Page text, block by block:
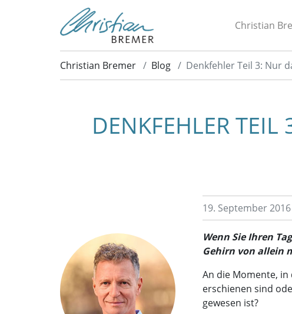
Christian
Christian Bremer Blog Denkfehler Teil 3: Nur
DENKFEHLER
19. September 2016
Wenn Sie Ihren
Gehirn von allein
An die Momente,
erschienen sind
gewesen ist?